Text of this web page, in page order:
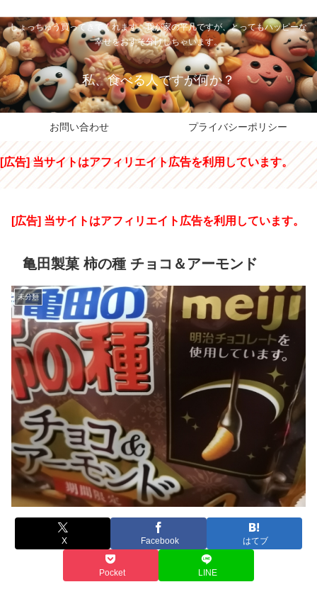
しょっちゅう買ってきてくれます。我が家の平凡ですが、とってもハッピーな
幸せをおすそ分けしちゃいます。
私、食べる人ですが何か？
お問い合わせ プライバシーポリシー
[広告] 当サイトはアフィリエイト広告を利用しています。
[広告] 当サイトはアフィリエイト広告を利用しています。
亀田製菓 柿の種 チョコ＆アーモンド
未分類
X Facebook はてブ
Pocket LINE